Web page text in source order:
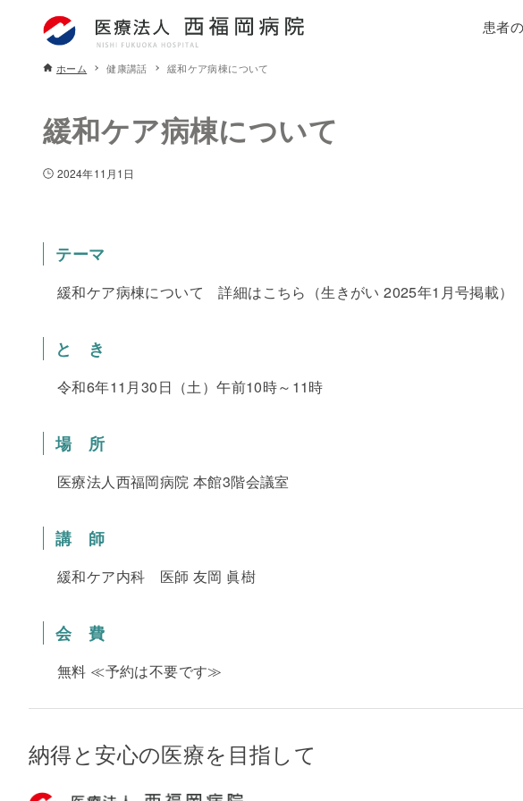
患者
ホーム 健康講話 緩和ケア病棟について
緩和ケア病棟について
2024年11月1日
テーマ
緩和ケア病棟について 詳細はこちら（生きがい 2025年1月号掲載）
と き
令和6年11月30日（土）午前10時～11時
場 所
医療法人西福岡病院 本館3階会議室
講 師
緩和ケア内科 医師 友岡 眞樹
会 費
無料 ≪予約は不要です≫
納得と安心の医療を目指して